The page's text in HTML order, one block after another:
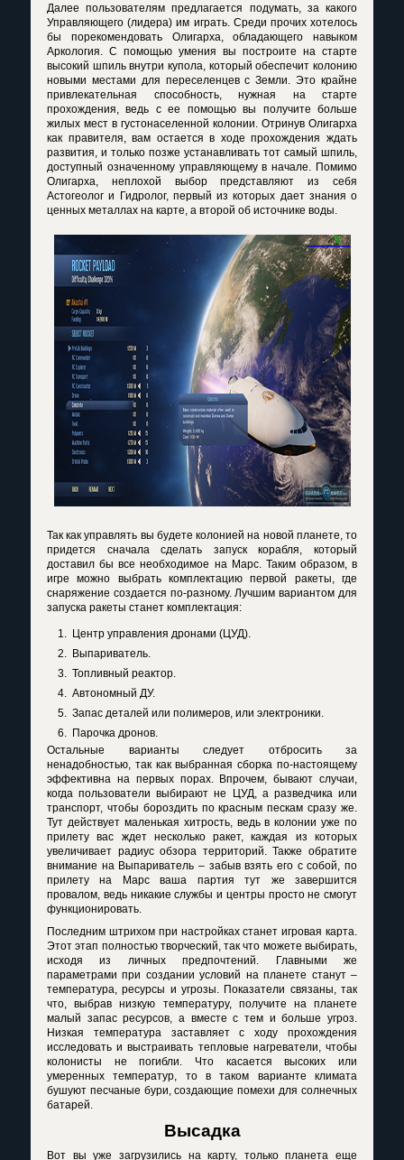
Далее пользователям предлагается подумать, за какого
Управляющего (лидера) им играть. Среди прочих хотелось
бы порекомендовать Олигарха, обладающего навыком
Аркология. С помощью умения вы построите на старте
высокий шпиль внутри купола, который обеспечит колонию
новыми местами для переселенцев с Земли. Это крайне
привлекательная способность, нужная на старте
прохождения, ведь с ее помощью вы получите больше
жилых мест в густонаселенной колонии. Отринув Олигарха
как правителя, вам остается в ходе прохождения ждать
развития, и только позже устанавливать тот самый шпиль,
доступный означенному управляющему в начале. Помимо
Олигарха, неплохой выбор представляют из себя
Астогеолог и Гидролог, первый из которых дает знания о
ценных металлах на карте, а второй об источнике воды.
Так как управлять вы будете колонией на новой планете, то
придется сначала сделать запуск корабля, который
доставил бы все необходимое на Марс. Таким образом, в
игре можно выбрать комплектацию первой ракеты, где
снаряжение создается по-разному. Лучшим вариантом для
запуска ракеты станет комплектация:
Центр управления дронами (ЦУД).
Выпариватель.
Топливный реактор.
Автономный ДУ.
Запас деталей или полимеров, или электроники.
Парочка дронов.
Остальные варианты следует отбросить за
ненадобностью, так как выбранная сборка по-настоящему
эффективна на первых порах. Впрочем, бывают случаи,
когда пользователи выбирают не ЦУД, а разведчика или
транспорт, чтобы бороздить по красным пескам сразу же.
Тут действует маленькая хитрость, ведь в колонии уже по
прилету вас ждет несколько ракет, каждая из которых
увеличивает радиус обзора территорий. Также обратите
внимание на Выпариватель – забыв взять его с собой, по
прилету на Марс ваша партия тут же завершится
провалом, ведь никакие службы и центры просто не смогут
функционировать.
Последним штрихом при настройках станет игровая карта.
Этот этап полностью творческий, так что можете выбирать,
исходя из личных предпочтений. Главными же
параметрами при создании условий на планете станут –
температура, ресурсы и угрозы. Показатели связаны, так
что, выбрав низкую температуру, получите на планете
малый запас ресурсов, а вместе с тем и больше угроз.
Низкая температура заставляет с ходу прохождения
исследовать и выстраивать тепловые нагреватели, чтобы
колонисты не погибли. Что касается высоких или
умеренных температур, то в таком варианте климата
бушуют песчаные бури, создающие помехи для солнечных
батарей.
Высадка
Вот вы уже загрузились на карту, только планета еще